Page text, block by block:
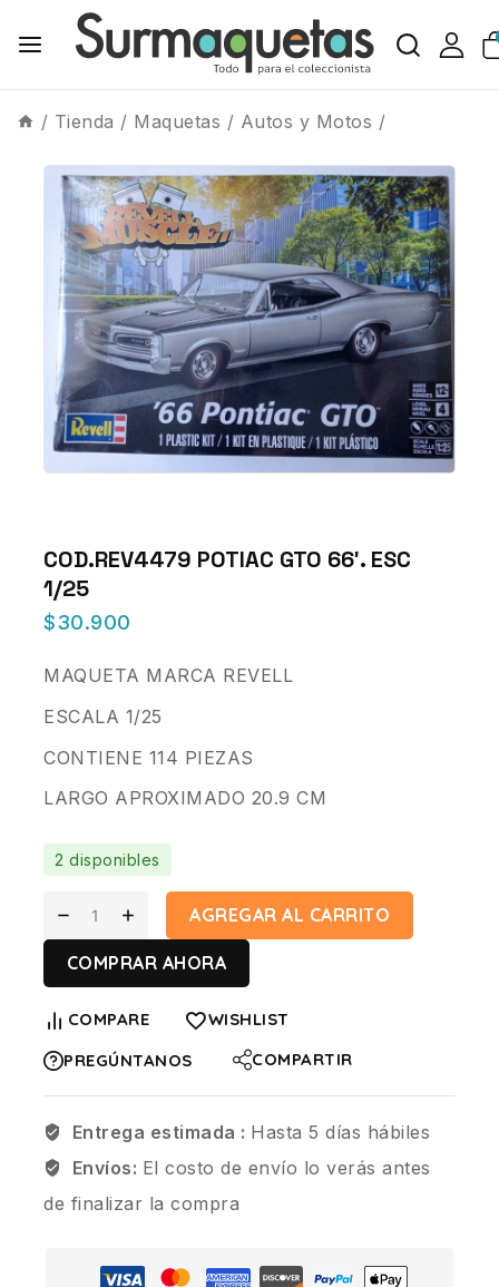
/ Tienda / Maquetas / Autos y Motos /
COD.REV4479 POTIAC GTO 66′. ESC
1/25
$30.900
MAQUETA MARCA REVELL
ESCALA 1/25
CONTIENE 114 PIEZAS
LARGO APROXIMADO 20.9 CM
2 disponibles
AGREGAR AL CARRITO
COMPRAR AHORA
COMPARE
WISHLIST
PREGÚNTANOS
COMPARTIR
Entrega estimada : Hasta 5 días hábiles
Envíos: El costo de envío lo verás antes
de finalizar la compra